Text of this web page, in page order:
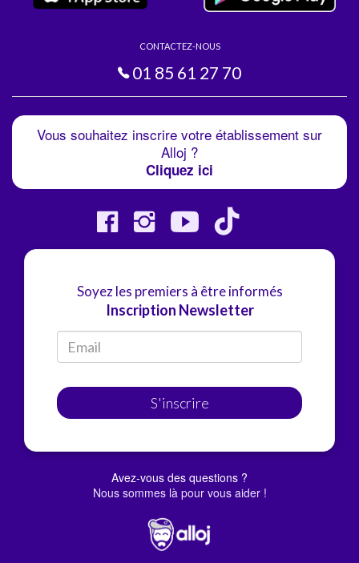
CONTACTEZ-NOUS
01 85 61 27 70
Vous souhaitez inscrire votre établissement sur
Alloj ?
Cliquez ici
Soyez les premiers à être informés
Inscription Newsletter
S'inscrire
Avez-vous des questions ?
Nous sommes là pour vous aider !